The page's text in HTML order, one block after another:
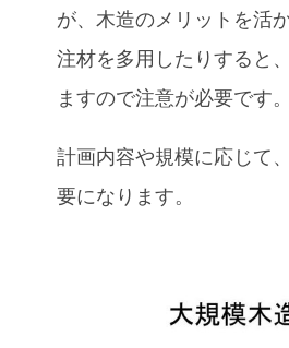
が、木造のメリットを活
注材を多用したりすると
ますので注意が必要です。
計画内容や規模に応じて
要になります。